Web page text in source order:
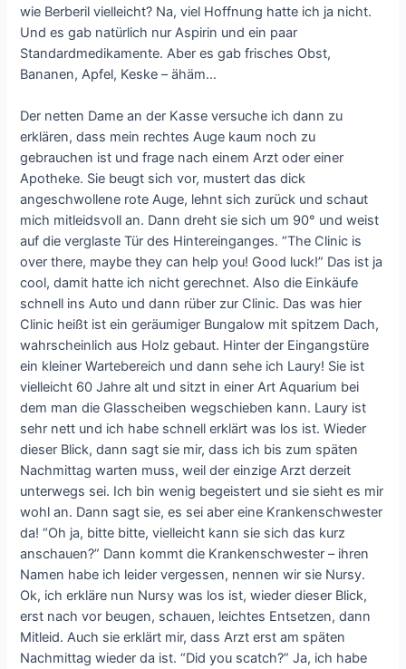
wie Berberil vielleicht? Na, viel Hoffnung hatte ich ja nicht.
Und es gab natürlich nur Aspirin und ein paar
Standardmedikamente. Aber es gab frisches Obst,
Bananen, Apfel, Keske – ähäm…
Der netten Dame an der Kasse versuche ich dann zu
erklären, dass mein rechtes Auge kaum noch zu
gebrauchen ist und frage nach einem Arzt oder einer
Apotheke. Sie beugt sich vor, mustert das dick
angeschwollene rote Auge, lehnt sich zurück und schaut
mich mitleidsvoll an. Dann dreht sie sich um 90° und weist
auf die verglaste Tür des Hintereinganges. “The Clinic is
over there, maybe they can help you! Good luck!” Das ist ja
cool, damit hatte ich nicht gerechnet. Also die Einkäufe
schnell ins Auto und dann rüber zur Clinic. Das was hier
Clinic heißt ist ein geräumiger Bungalow mit spitzem Dach,
wahrscheinlich aus Holz gebaut. Hinter der Eingangstüre
ein kleiner Wartebereich und dann sehe ich Laury! Sie ist
vielleicht 60 Jahre alt und sitzt in einer Art Aquarium bei
dem man die Glasscheiben wegschieben kann. Laury ist
sehr nett und ich habe schnell erklärt was los ist. Wieder
dieser Blick, dann sagt sie mir, dass ich bis zum späten
Nachmittag warten muss, weil der einzige Arzt derzeit
unterwegs sei. Ich bin wenig begeistert und sie sieht es mir
wohl an. Dann sagt sie, es sei aber eine Krankenschwester
da! “Oh ja, bitte bitte, vielleicht kann sie sich das kurz
anschauen?” Dann kommt die Krankenschwester – ihren
Namen habe ich leider vergessen, nennen wir sie Nursy.
Ok, ich erkläre nun Nursy was los ist, wieder dieser Blick,
erst nach vor beugen, schauen, leichtes Entsetzen, dann
Mitleid. Auch sie erklärt mir, dass Arzt erst am späten
Nachmittag wieder da ist. “Did you scatch?” Ja, ich habe